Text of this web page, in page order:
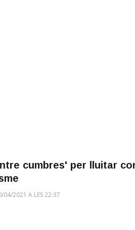
cumbres' per lluitar
04/2021 A LES 22:37